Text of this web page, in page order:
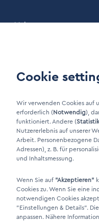
Maintenance
DINO Dampferzeuger
Germany" 2026
Cookie
Wir verwenden Cookies auf
erforderlich (Notwendig),
funktioniert. Andere (
Nutzererlebnis auf unserer
Arbeit. Personenbezogene
Adressen), z. B. für
und Inhaltsmessung.
Wenn Sie auf "Akzeptieren"
Cookies zu. Wenn Sie eine
notwendigen Cookies
"Einstellungen & Details".
anpassen. Nähere